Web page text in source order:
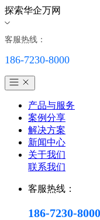
探索华企万网
客服热线：
186-7230-8000
产品与服务
案例分享
解决方案
新闻中心
关于我们
联系我们
客服热线：
186-7230-8000